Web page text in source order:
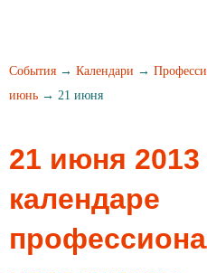
События → Календари →
июнь → 21 июня
21 июня 2013
календаре